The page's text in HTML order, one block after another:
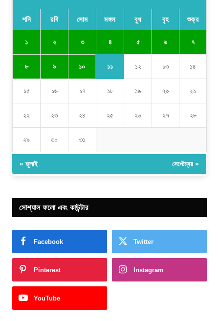
শনি রবি সোম মঙ্গল বুধ বৃহ শুক্র
১ ২ ৩ ৪ ৫ ৬ ৭
৮ ৯ ১০ ১১ ১২ ১৩ ১৪
১৫ ১৬ ১৭ ১৮ ১৯ ২০ ২১
২২ ২৩ ২৪ ২৫ ২৬ ২৭ ২৮
২৯ ৩০ ৩১
« জুলাই সেপ্টেম্বর »
সোশ্যাল ফলো এবং কাউন্টার
Facebook Twitter
Pinterest Instagram
YouTube